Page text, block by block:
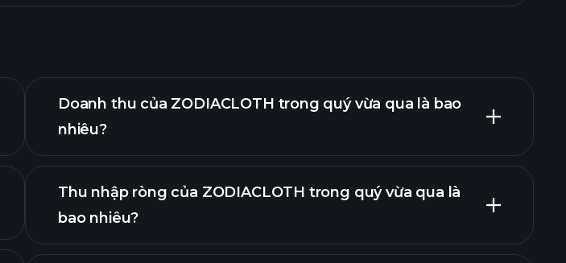
Doanh thu của ZODIACLOTH trong quý vừa qua là bao
nhiêu?
báo cáo tài chính
Thu nhập ròng của ZODIACLOTH trong quý vừa qua là
bao nhiêu?